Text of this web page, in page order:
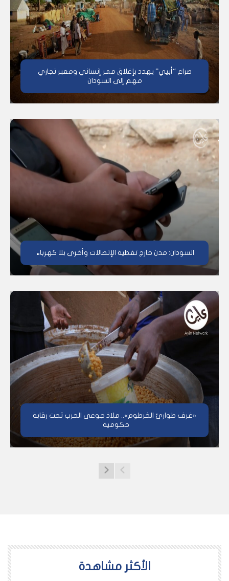
صراع “أبيي” يهدد بإغلاق ممر إنساني ومعبر تجاري
مهم إلى السودان
السودان: مدن خارج تغطية الإتصالات وأخرى بلا كهرباء
«غرف طوارئ الخرطوم».. ملاذ جوعى الحرب تحت رقابة
حكومية
اﻷكثر مشاهدة